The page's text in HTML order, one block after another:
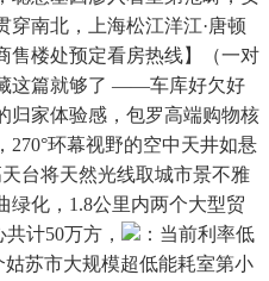
穿南北，上海松江洋江·唐顿
楼处预定看房热线】（一对
这篇就够了 ——车库好欠好
归家体验感，包罗高端购物核
环幕视野的空中天井如悬
台将天然光线取城市景不雅
绿化，1.8公里内两个大型贸
计50万方，
：当前利率低
姑苏市大规模超低能耗室第小